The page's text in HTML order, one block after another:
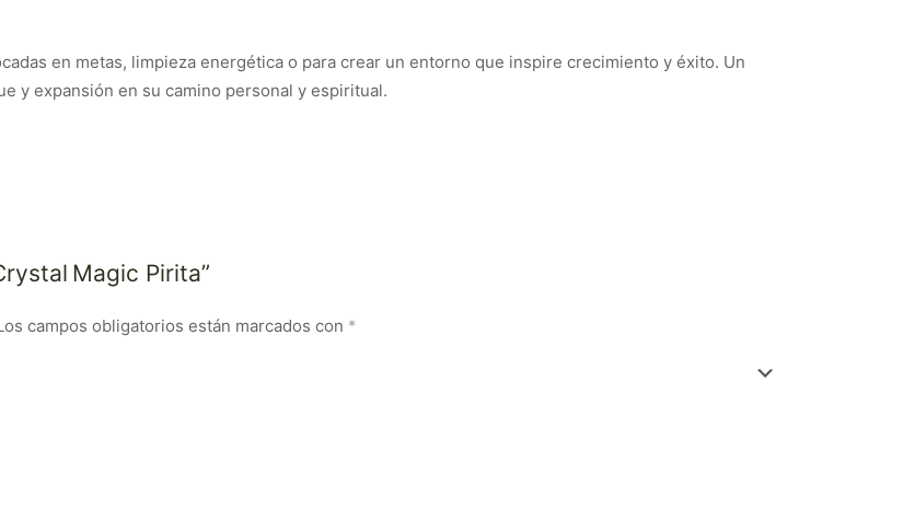
en metas, limpieza energética o para crear un entorno que inspire crecimiento y éxito. Un
y expansión en su camino personal y espiritual.
Magic Pirita”
campos obligatorios están marcados con *